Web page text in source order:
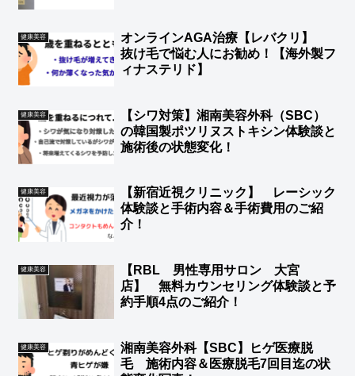
健康美容
オンラインAGA治療【レバクリ】
抜け毛で悩む人にお勧め！【海外製フ
ィナステリド】
健康美容
【シワ対策】湘南美容外科（SBC）
の韓国製ポツリヌストキシン体験談と
施術後の状態変化！
健康美容
【新宿近視クリニック】 レーシック
体験談と手術内容＆手術費用のご紹
介！
健康美容
【RBL 男性専用サロン 大宮
店】 無料カウンセリング体験談と予
約手順4点のご紹介！
健康美容
湘南美容外科【SBC】ヒゲ医療脱
毛 施術内容＆医療脱毛7回目迄の状